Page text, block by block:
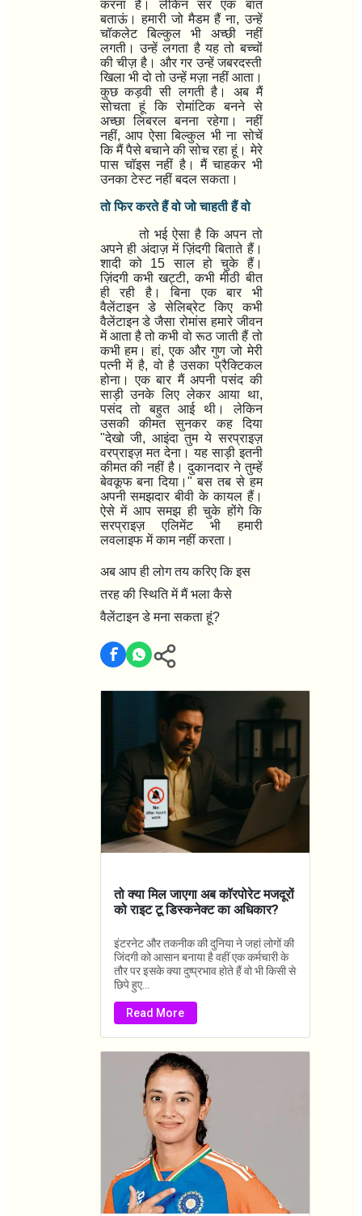
करना है।
लेकिन सर एक बात
बताऊं। हमारी जो मैडम हैं ना,उन्हें
चॉकलेट बिल्कुल भी अच्छी नहीं
लगती। उन्हें लगता है यह तो बच्चों
की चीज़ है। और गर उन्हें जबरदस्ती
खिला भी दो तो उन्हें मज़ा नहीं आता।
कुछ कड़वी सी लगती है। अब मैं
सोचता हूं कि रोमांटिक बनने से
अच्छा लिबरल बनना रहेगा।
नहीं
नहीं, आप ऐसा बिल्कुल भी ना सोचें
कि मैं पैसे बचाने की सोच रहा हूं। मेरे
पास चॉइस नहीं है। मैं चाहकर भी
उनका टेस्ट नहीं बदल सकता।
तो फिर करते हैं वो जो चाहती हैं वो
तो भई ऐसा है कि अपन तो
अपने ही अंदाज़ में ज़िंदगी बिताते हैं।
शादी को 15साल हो चुके हैं।
ज़िंदगी कभी खट्टी,कभी मीठी बीत
ही रही है। बिना एक बार भी
वैलेंटाइन डे सेलिब्रेट किए कभी
वैलेंटाइन डे जैसा रोमांस हमारे जीवन
में आता है तो कभी वो रूठ जाती हैं तो
कभी हम। हां,एक और गुण जो मेरी
पत्नी में है,वो है उसका प्रैक्टिकल
होना। एक बार मैं अपनी पसंद की
साड़ी उनके लिए लेकर आया था,
पसंद तो बहुत आई थी। लेकिन
उसकी कीमत सुनकर कह दिया
"देखो जी, आइंदा तुम ये सरप्राइज़
वरप्राइज़ मत देना। यह साड़ी इतनी
कीमत की नहीं है। दुकानदार ने तुम्हें
बेवकूफ बना दिया।" बस तब से हम
अपनी समझदार बीवी के कायल हैं।
ऐसे में आप समझ ही चुके होंगे कि
सरप्राइज़ एलिमेंट भी हमारी
लवलाइफ में काम नहीं करता।
अब आप ही लोग तय करिए कि इस
तरह की स्थिति में मैं भला कैसे
वैलेंटाइन डे मना सकता हूं?
तो क्या मिल जाएगा अब कॉरपोरेट मजदूरों
को राइट टू डिस्कनेक्ट का अधिकार?
इंटरनेट और तकनीक की दुनिया ने जहां लोगों की
जिंदगी को आसान बनाया है वहीं एक कर्मचारी के
तौर पर इसके क्या दुष्प्रभाव होते हैं वो भी किसी से
छिपे हुए...
Read More